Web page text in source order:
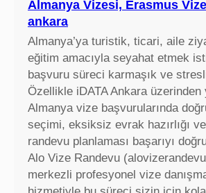
Almanya Vizesi, Erasmus
ankara
Almanya’ya turistik, ticari, aile
eğitim amacıyla seyahat etmek
başvuru süreci karmaşık ve
Özellikle iDATA Ankara üzerinden
Almanya vize başvurularında
seçimi, eksiksiz evrak hazırlığı
randevu planlaması başarıyı
Alo Vize Randevu
merkezli profesyonel vize